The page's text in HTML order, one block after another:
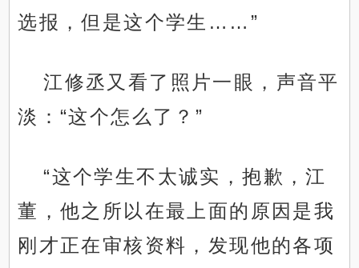
选报，但是这个学生……”
江修丞又看了照片一眼，声音平
淡：“这个怎么了？”
“这个学生不太诚实，抱歉，江
董，他之所以在最上面的原因是我
刚才正在审核资料，发现他的各项